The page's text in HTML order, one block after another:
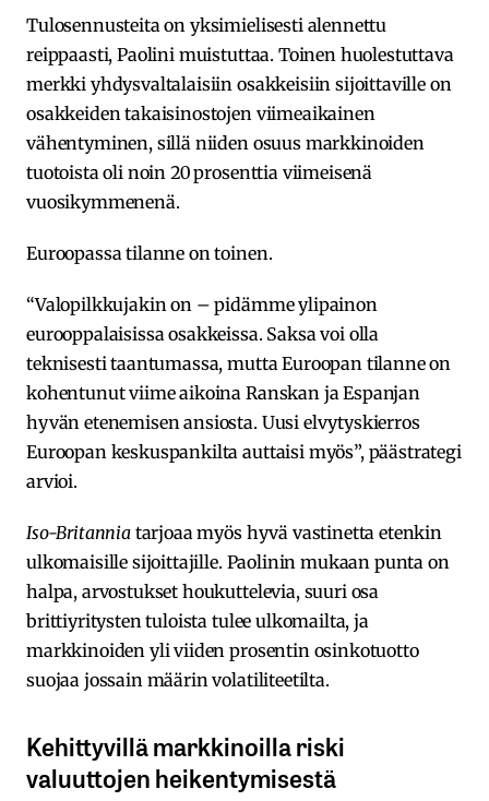
Tulosennusteita on yksimielisesti alennettu
reippaasti, Paolini muistuttaa. Toinen huolestuttava
merkki yhdysvaltalaisiin osakkeisiin sijoittaville on
osakkeiden takaisinostojen viimeaikainen
vähentyminen, sillä niiden osuus markkinoiden
tuotoista oli noin 20 prosenttia viimeisenä
vuosikymmenenä.
Euroopassa tilanne on toinen.
“Valopilkkujakin on – pidämme ylipainon
eurooppalaisissa osakkeissa. Saksa voi olla
teknisesti taantumassa, mutta Euroopan tilanne on
kohentunut viime aikoina Ranskan ja Espanjan
hyvän etenemisen ansiosta. Uusi elvytyskierros
Euroopan keskuspankilta auttaisi myös”, päästrategi
arvioi.
Iso-Britanniatarjoaa myös hyvä vastinetta etenkin
ulkomaisille sijoittajille. Paolinin mukaan punta on
halpa, arvostukset houkuttelevia, suuri osa
brittiyritysten tuloista tulee ulkomailta, ja
markkinoiden yli viiden prosentin osinkotuotto
suojaa jossain määrin volatiliteetilta.
Kehittyvillä markkinoilla riski
valuuttojen heikentymisestä